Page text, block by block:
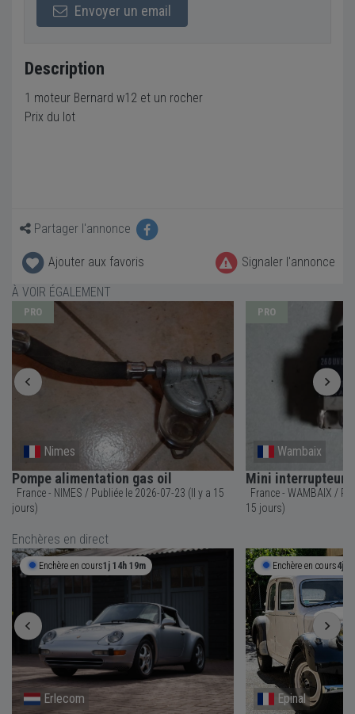
Envoyer un email
Description
1 moteur Bernard w12 et un rocher
Prix du lot
Partager l'annonce
Ajouter aux favoris
Signaler l'annonce
À VOIR ÉGALEMENT
PRO
Nimes
Pompe alimentation gas oil
France - NIMES / Publiée le 2026-07-23 (Il y a 15
jours)
PRO
Wambaix
Mini interrupteur
France - WAMBAIX / Publiée le 2026-07-23 (Il y a
15 jours)
Enchères en direct
Enchère en cours1j 14h 19m
Erlecom
Enchère en cours4j
Epinal